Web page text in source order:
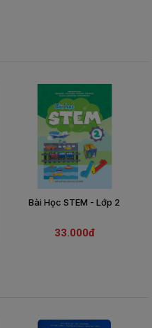
Bài Học STEM - Lớp 2
33.000đ